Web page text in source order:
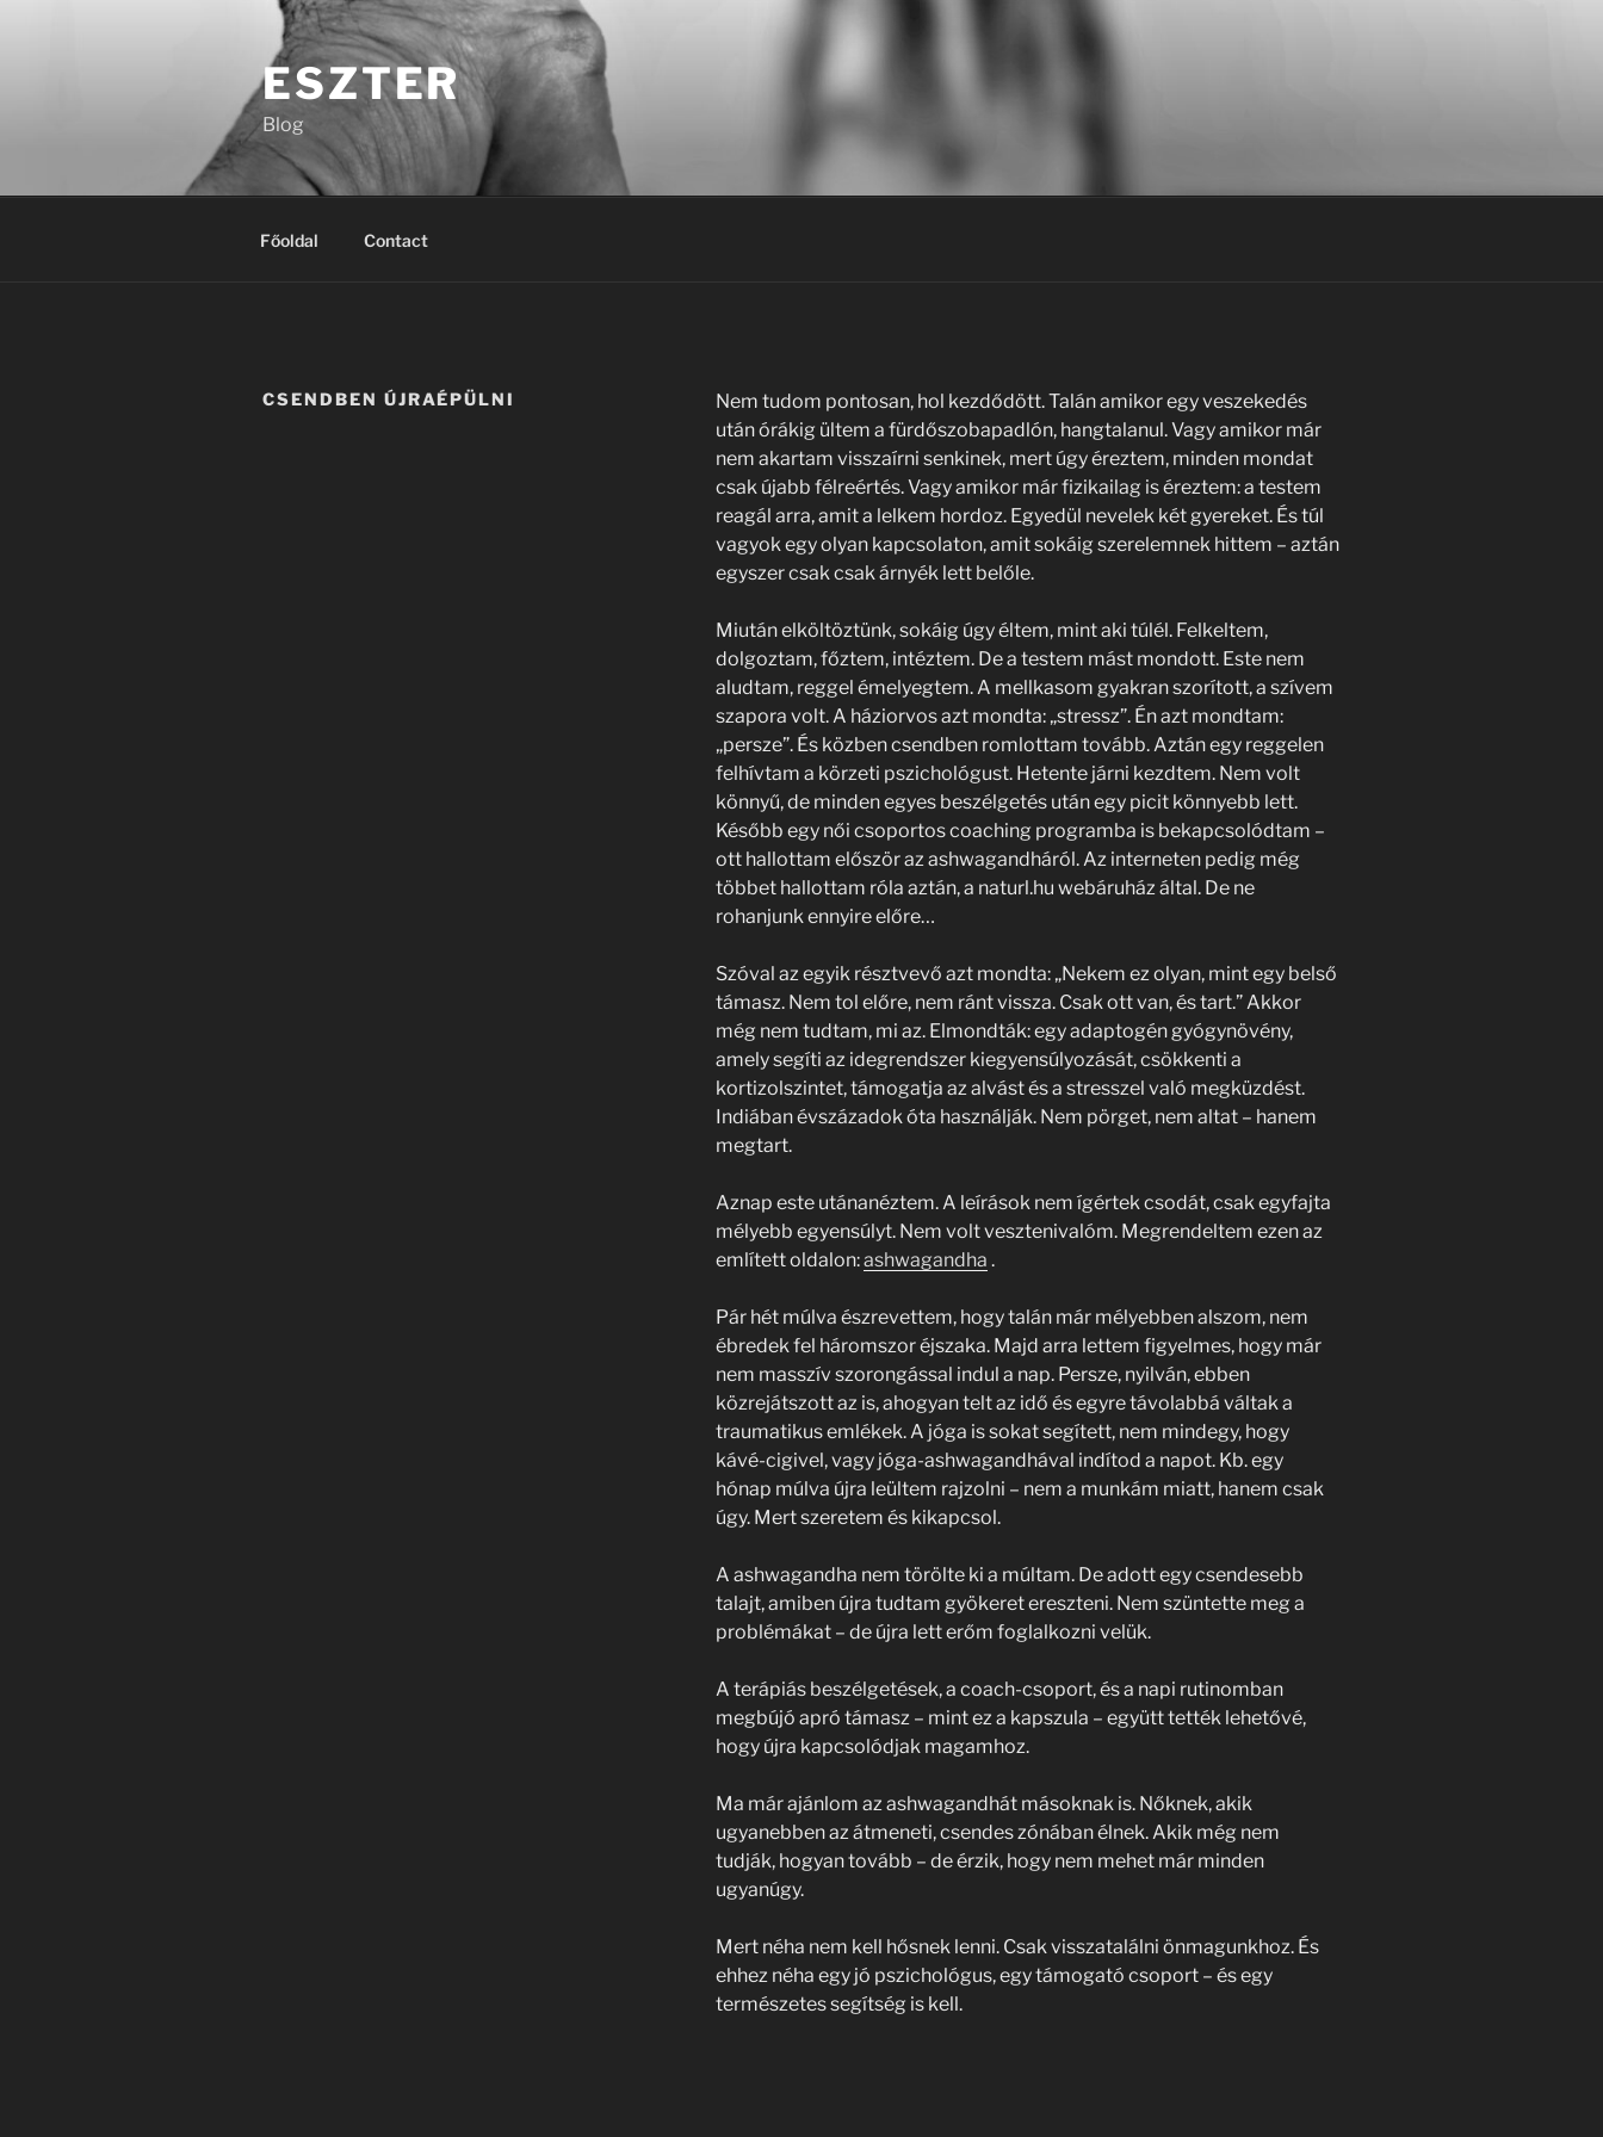
ESZTER
Blog
Főoldal Contact
CSENDBEN ÚJRAÉPÜLNI
Nem tudom pontosan, hol kezdődött. Talán amikor egy veszekedés
után órákig ültem a fürdőszobapadlón, hangtalanul. Vagy amikor már
nem akartam visszaírni senkinek, mert úgy éreztem, minden mondat
csak újabb félreértés. Vagy amikor már fizikailag is éreztem: a testem
reagál arra, amit a lelkem hordoz. Egyedül nevelek két gyereket. És túl
vagyok egy olyan kapcsolaton, amit sokáig szerelemnek hittem – aztán
egyszer csak csak árnyék lett belőle.
Miután elköltöztünk, sokáig úgy éltem, mint aki túlél. Felkeltem,
dolgoztam, főztem, intéztem. De a testem mást mondott. Este nem
aludtam, reggel émelyegtem. A mellkasom gyakran szorított, a szívem
szapora volt. A háziorvos azt mondta: „stressz”. Én azt mondtam:
„persze”. És közben csendben romlottam tovább. Aztán egy reggelen
felhívtam a körzeti pszichológust. Hetente járni kezdtem. Nem volt
könnyű, de minden egyes beszélgetés után egy picit könnyebb lett.
Később egy női csoportos coaching programba is bekapcsolódtam –
ott hallottam először az ashwagandháról. Az interneten pedig még
többet hallottam róla aztán, a naturl.hu webáruház által. De ne
rohanjunk ennyire előre…
Szóval az egyik résztvevő azt mondta: „Nekem ez olyan, mint egy belső
támasz. Nem tol előre, nem ránt vissza. Csak ott van, és tart.” Akkor
még nem tudtam, mi az. Elmondták: egy adaptogén gyógynövény,
amely segíti az idegrendszer kiegyensúlyozását, csökkenti a
kortizolszintet, támogatja az alvást és a stresszel való megküzdést.
Indiában évszázadok óta használják. Nem pörget, nem altat – hanem
megtart.
Aznap este utánanéztem. A leírások nem ígértek csodát, csak egyfajta
mélyebb egyensúlyt. Nem volt vesztenivalóm. Megrendeltem ezen az
említett oldalon:ashwagandha .
Pár hét múlva észrevettem, hogy talán már mélyebben alszom, nem
ébredek fel háromszor éjszaka. Majd arra lettem figyelmes, hogy már
nem masszív szorongással indul a nap. Persze, nyilván, ebben
közrejátszott az is, ahogyan telt az idő és egyre távolabbá váltak a
traumatikus emlékek. A jóga is sokat segített, nem mindegy, hogy
kávé-cigivel, vagy jóga-ashwagandhával indítod a napot. Kb. egy
hónap múlva újra leültem rajzolni – nem a munkám miatt, hanem csak
úgy. Mert szeretem és kikapcsol.
A ashwagandha nem törölte ki a múltam. De adott egy csendesebb
talajt, amiben újra tudtam gyökeret ereszteni. Nem szüntette meg a
problémákat – de újra lett erőm foglalkozni velük.
A terápiás beszélgetések, a coach-csoport, és a napi rutinomban
megbújó apró támasz – mint ez a kapszula – együtt tették lehetővé,
hogy újra kapcsolódjak magamhoz.
Ma már ajánlom az ashwagandhát másoknak is. Nőknek, akik
ugyanebben az átmeneti, csendes zónában élnek. Akik még nem
tudják, hogyan tovább – de érzik, hogy nem mehet már minden
ugyanúgy.
Mert néha nem kell hősnek lenni. Csak visszatalálni önmagunkhoz. És
ehhez néha egy jó pszichológus, egy támogató csoport – és egy
természetes segítség is kell.